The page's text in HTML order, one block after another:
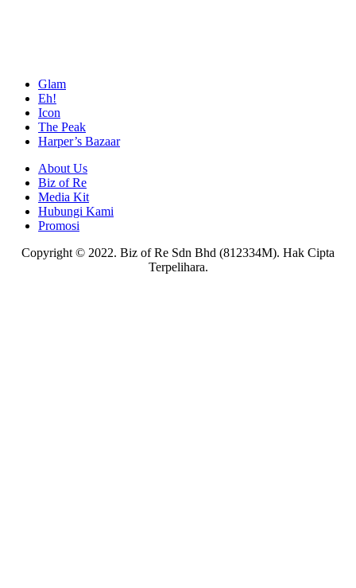
Glam
Eh!
Icon
The Peak
Harper’s Bazaar
About Us
Biz of Re
Media Kit
Hubungi Kami
Promosi
Copyright © 2022. Biz of Re Sdn Bhd (812334M). Hak Cipta
Terpelihara.